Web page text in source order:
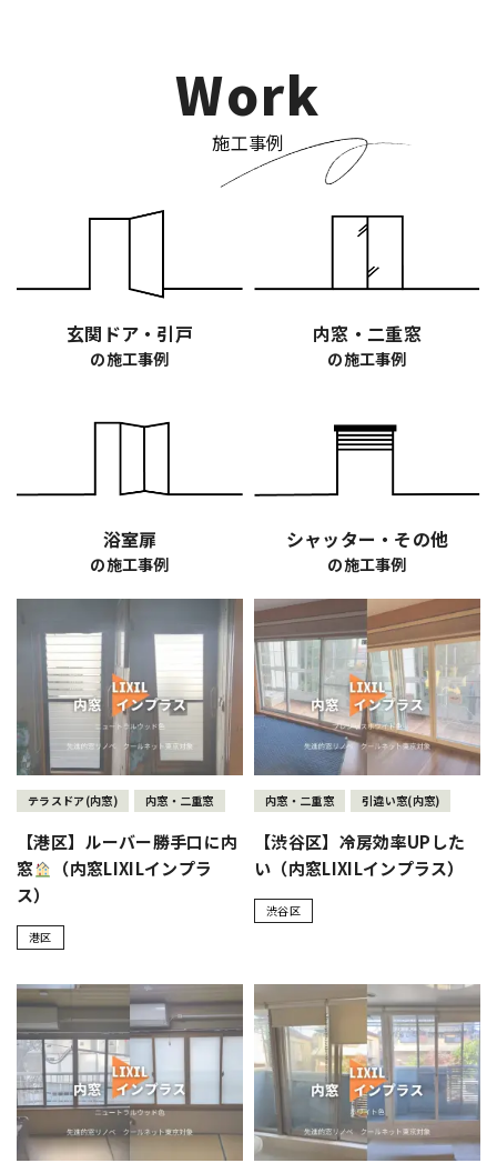
Work
施工事例
玄関ドア・引戸
の施工事例
内窓・二重窓
の施工事例
浴室扉
の施工事例
シャッター・その他
の施工事例
テラスドア(内窓) 内窓・二重窓
【港区】ルーバー勝手口に内
窓
（内窓LIXILインプラ
ス）
港区
内窓・二重窓 引違い窓(内窓)
【渋谷区】冷房効率UPした
い（内窓LIXILインプラス）
渋谷区